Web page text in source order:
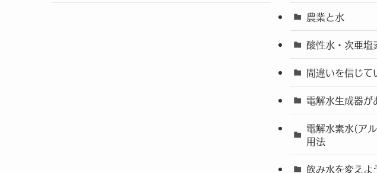
農業と水
酸性水・次亜塩
間違いを信じて
電解水生成器が
電解水素水(ア
用法
飲み水を変えよ